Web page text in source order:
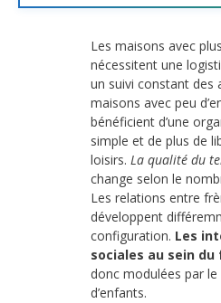
Les maisons avec
nécessitent une
un suivi constant des
maisons avec peu
bénéficient d’une
simple et de plus de
loisirs. La qualité du
change selon le
Les relations entre
développent
configuration. Les
sociales au sein du
donc modulées par
d’enfants.